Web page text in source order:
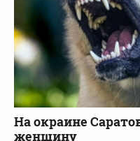
На окраине
женщину